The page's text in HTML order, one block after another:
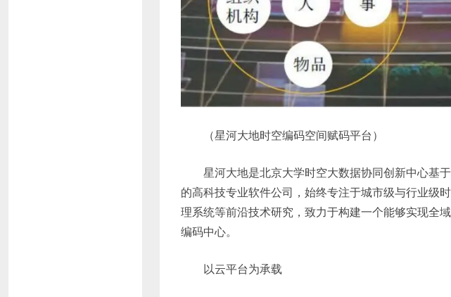
（星河大地时空编码空间赋码平台）
星河大地是北京大学时空大数据协同创新中心基
的高科技专业软件公司，始终专注于城市级与行业级
理系统等前沿技术研究，致力于构建一个能够实现全
编码中心。
以云平台为承载